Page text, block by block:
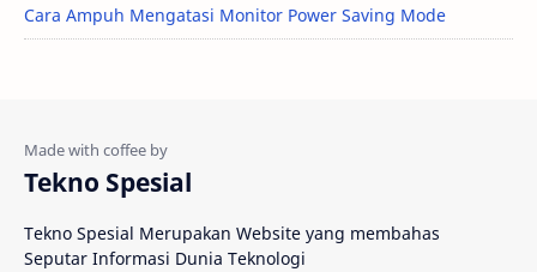
Cara Ampuh Mengatasi Monitor Power Saving Mode
Tekno Spesial
Tekno Spesial Merupakan Website yang membahas
Seputar Informasi Dunia Teknologi